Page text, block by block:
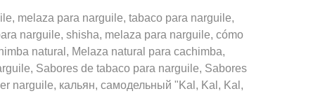
melaza para narguile, tabaco para narguile,
narguile, shisha, melaza para narguile, cómo
natural, Melaza natural para cachimba,
Sabores de tabaco para narguile, Sabores
narguile, кальян, самодельный "Kal, Kal, Kal,